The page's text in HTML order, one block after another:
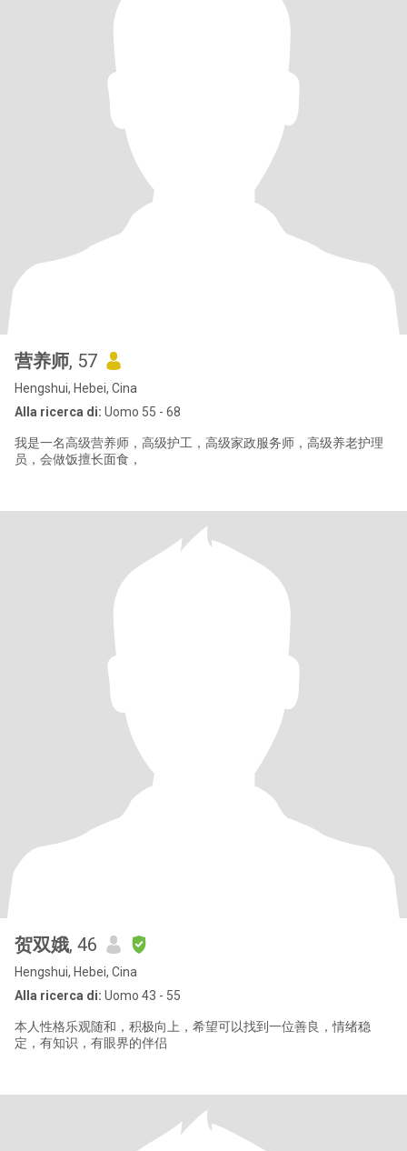
营养师, 57
Hengshui, Hebei, Cina
Alla ricerca di: Uomo 55 - 68
我是一名高级营养师，高级护工，高级家政服务师，高级养老护理
员，会做饭擅长面食，
贺双娥, 46
Hengshui, Hebei, Cina
Alla ricerca di: Uomo 43 - 55
本人性格乐观随和，积极向上，希望可以找到一位善良，情绪稳
定，有知识，有眼界的伴侣